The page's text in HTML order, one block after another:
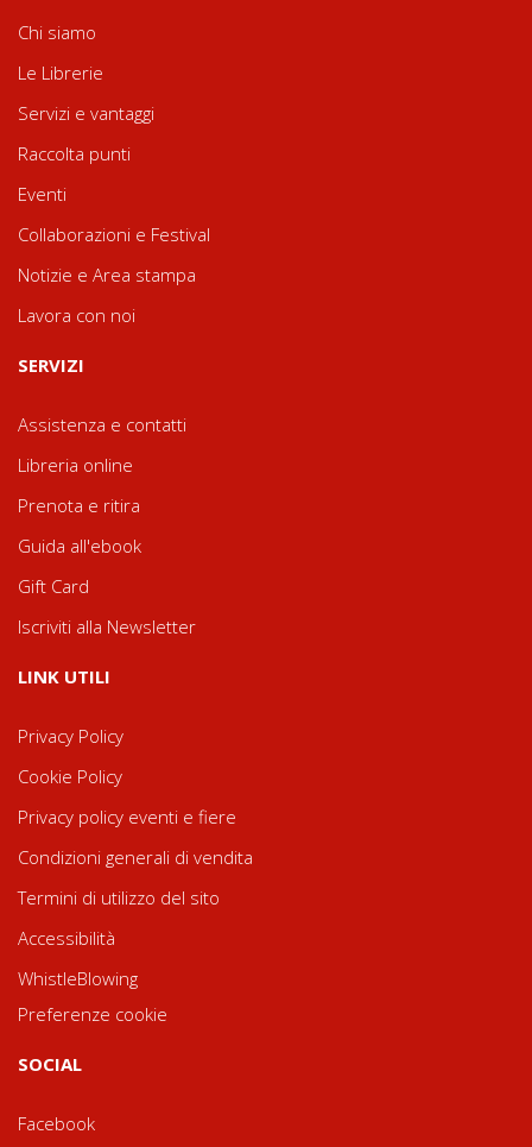
Chi siamo
Le Librerie
Servizi e vantaggi
Raccolta punti
Eventi
Collaborazioni e Festival
Notizie e Area stampa
Lavora con noi
SERVIZI
Assistenza e contatti
Libreria online
Prenota e ritira
Guida all'ebook
Gift Card
Iscriviti alla Newsletter
LINK UTILI
Privacy Policy
Cookie Policy
Privacy policy eventi e fiere
Condizioni generali di vendita
Termini di utilizzo del sito
Accessibilità
WhistleBlowing
Preferenze cookie
SOCIAL
Facebook